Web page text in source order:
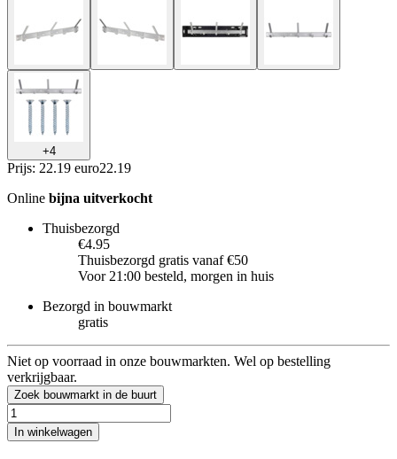
+4
Prijs: 22.19 euro22.19
Online bijna uitverkocht
Thuisbezorgd
€4.95
Thuisbezorgd gratis vanaf €50
Voor 21:00 besteld, morgen in huis
Bezorgd in bouwmarkt
gratis
Niet op voorraad in onze bouwmarkten. Wel op bestelling
verkrijgbaar.
Zoek bouwmarkt in de buurt
In winkelwagen